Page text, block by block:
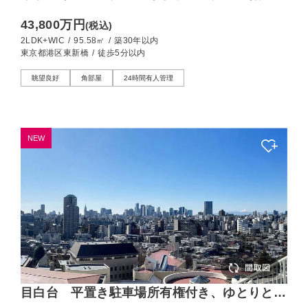
43,800万円(税込)
2LDK+WIC / 95.58㎡ / 築30年以内
東京都港区東新橋 / 徒歩5分以内
眺望良好 角部屋 24時間有人管理
NEW
目白台 平置き駐車場所有権付き、ゆとりと眺